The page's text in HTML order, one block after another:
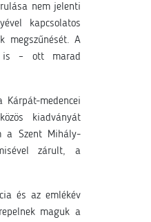
nem jelenti
kapcsolatos
megszűnését. A
is – ott marad
medencei
kiadványát
a Szent Mihály-
zárult, a
és az emlékév
maguk a